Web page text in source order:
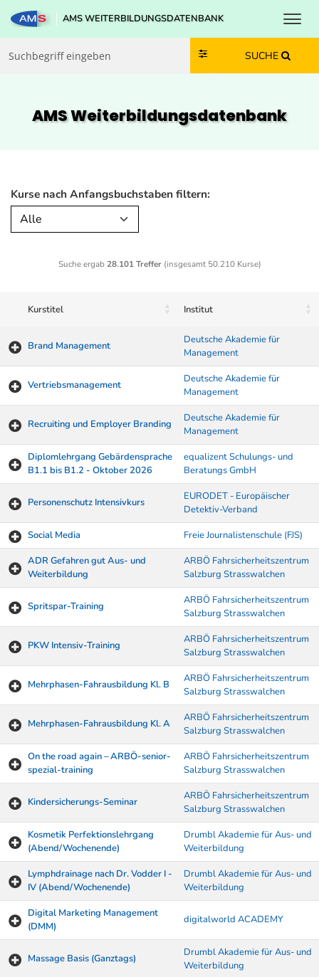
Zum Inhalt springen
Zum Navmenü springen
Zur Suche springen
Zur Footer springen
AMS WEITERBILDUNGSDATENBANK
SUCHE
AMS Weiterbildungs­datenbank
Kurse nach Anfangsbuchstaben filtern:
Alle
Suche ergab 28.101 Treffer(insgesamt 50.210 Kurse)
Kurstitel Institut
Brand Management
Deutsche Akademie für
Management
Vertriebsmanagement
Deutsche Akademie für
Management
Recruiting und Employer Branding
Deutsche Akademie für
Management
Diplomlehrgang Gebärdensprache
B1.1 bis B1.2 - Oktober 2026
equalizent Schulungs- und
Beratungs GmbH
Personenschutz Intensivkurs
EURODET - Europäischer
Detektiv-Verband
Social Media
Freie Journalistenschule (FJS)
ADR Gefahren gut Aus- und
Weiterbildung
ARBÖ Fahrsicherheitszentrum
Salzburg Strasswalchen
Spritspar-Training
ARBÖ Fahrsicherheitszentrum
Salzburg Strasswalchen
PKW Intensiv-Training
ARBÖ Fahrsicherheitszentrum
Salzburg Strasswalchen
Mehrphasen-Fahrausbildung Kl. B
ARBÖ Fahrsicherheitszentrum
Salzburg Strasswalchen
Mehrphasen-Fahrausbildung Kl. A
ARBÖ Fahrsicherheitszentrum
Salzburg Strasswalchen
On the road again – ARBÖ-senior-
spezial-training
ARBÖ Fahrsicherheitszentrum
Salzburg Strasswalchen
Kindersicherungs-Seminar
ARBÖ Fahrsicherheitszentrum
Salzburg Strasswalchen
Kosmetik Perfektionslehrgang
(Abend/Wochenende)
Drumbl Akademie für Aus- und
Weiterbildung
Lymphdrainage nach Dr. Vodder I -
IV (Abend/Wochenende)
Drumbl Akademie für Aus- und
Weiterbildung
Digital Marketing Management
(DMM)
digitalworld ACADEMY
Massage Basis (Ganztags)
Drumbl Akademie für Aus- und
Weiterbildung